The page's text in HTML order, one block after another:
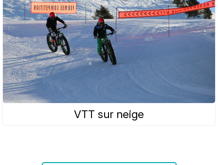
VTT sur neige